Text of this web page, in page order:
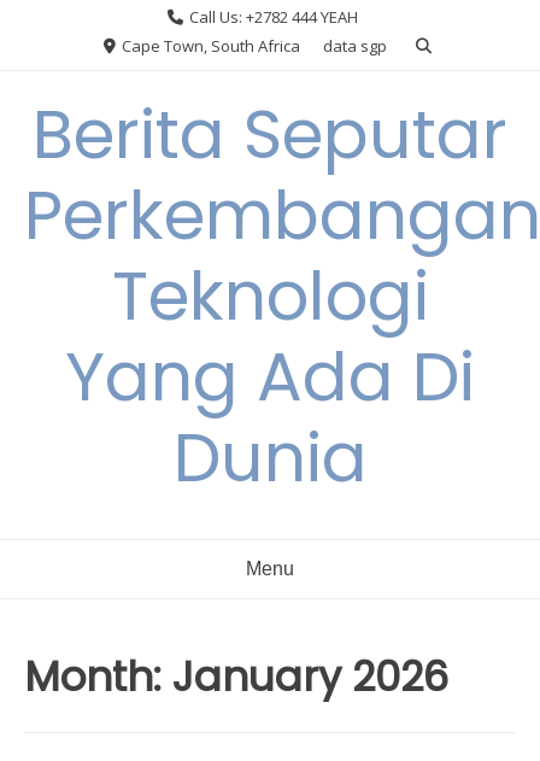
Call Us: +2782 444 YEAH
Cape Town, South Africa
data sgp
Berita Seputar
Perkembangan
Teknologi
Yang Ada Di
Dunia
Menu
Month: January 2026